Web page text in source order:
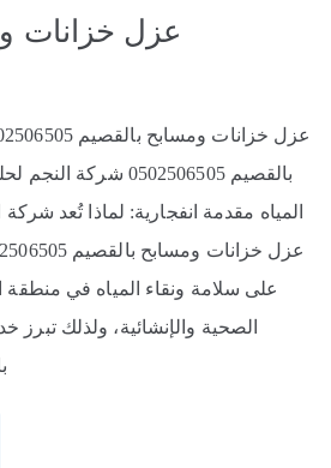
عزل خزانات
بالقصيم 0502506505
المياه مقدمة انفجارية: لماذا تُعد
على سلامة ونقاء المياه في منطقة
الصحية والإنشائية، ولذلك